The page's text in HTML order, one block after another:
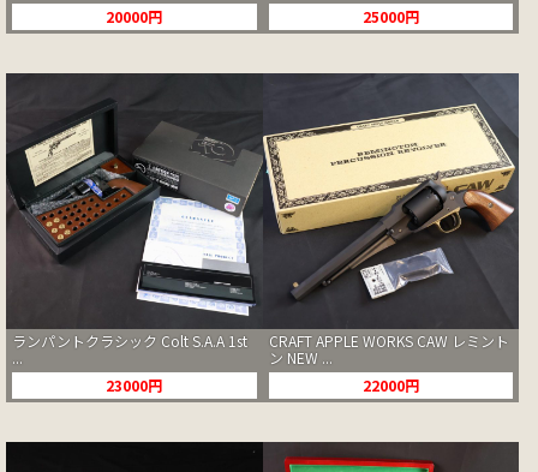
20000円
25000円
ランパントクラシック Colt S.A.A 1st
...
23000円
CRAFT APPLE WORKS CAW レミント
ン NEW ...
22000円